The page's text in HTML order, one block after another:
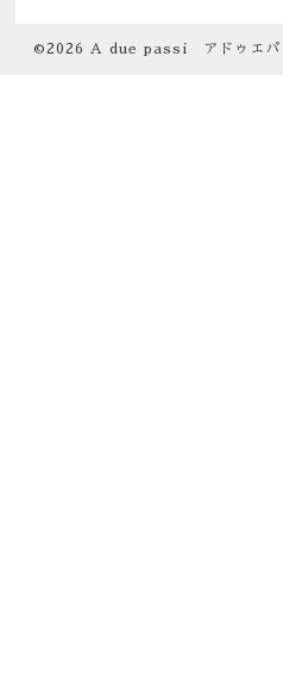
©2026 A due passi アドゥエパ